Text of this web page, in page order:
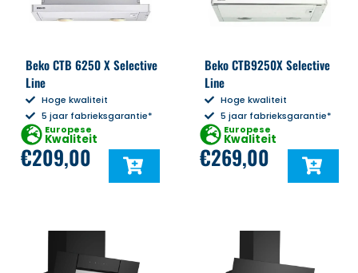
Beko CTB 6250 X Selective
Line
Hoge kwaliteit
5 jaar fabrieksgarantie*
Europese
Kwaliteit
€209,00
Beko CTB9250X Selective
Line
Hoge kwaliteit
5 jaar fabrieksgarantie*
Europese
Kwaliteit
€269,00